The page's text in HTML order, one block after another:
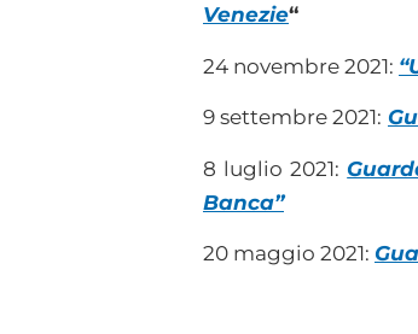
Venezie“
24 novembre 2021:
9 settembre 2021:
8 luglio 2021:
Banca”
20 maggio 2021: